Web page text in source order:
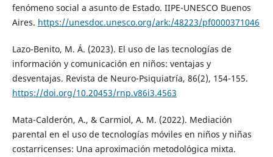
fenómeno social a asunto de Estado. IIPE-UNESCO Buenos
Aires. https://unesdoc.unesco.org/ark:/48223/pf0000371046
Lazo-Benito, M. Á. (2023). El uso de las tecnologías de
información y comunicación en niños: ventajas y
desventajas. Revista de Neuro-Psiquiatría, 86(2), 154-155.
https://doi.org/10.20453/rnp.v86i3.4563
Mata-Calderón, A., & Carmiol, A. M. (2022). Mediación
parental en el uso de tecnologías móviles en niños y niñas
costarricenses: Una aproximación metodológica mixta.